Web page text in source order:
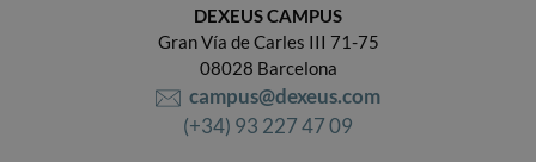
DEXEUS CAMPUS
Gran Vía de Carles III 71-75
08028 Barcelona
campus@dexeus.com
(+34) 93 227 47 09